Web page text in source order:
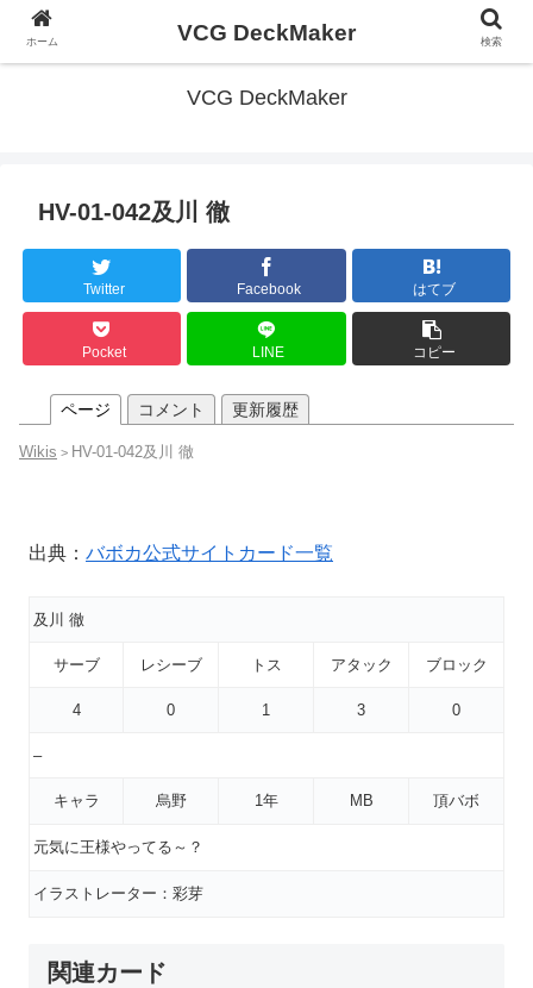
VCG DeckMaker
HV-01-042及川 徹
Twitter Facebook はてブ
Pocket LINE コピー
ページ コメント 更新履歴
Wikis > HV-01-042及川 徹
出典： バボカ公式サイトカード一覧
及川 徹
サーブ レシーブ トス アタック ブロック
4 0 1 3 0
–
キャラ 烏野 1年 MB 頂バボ
元気に王様やってる～？
イラストレーター：彩芽
関連カード
ホーム VCG DeckMaker 検索